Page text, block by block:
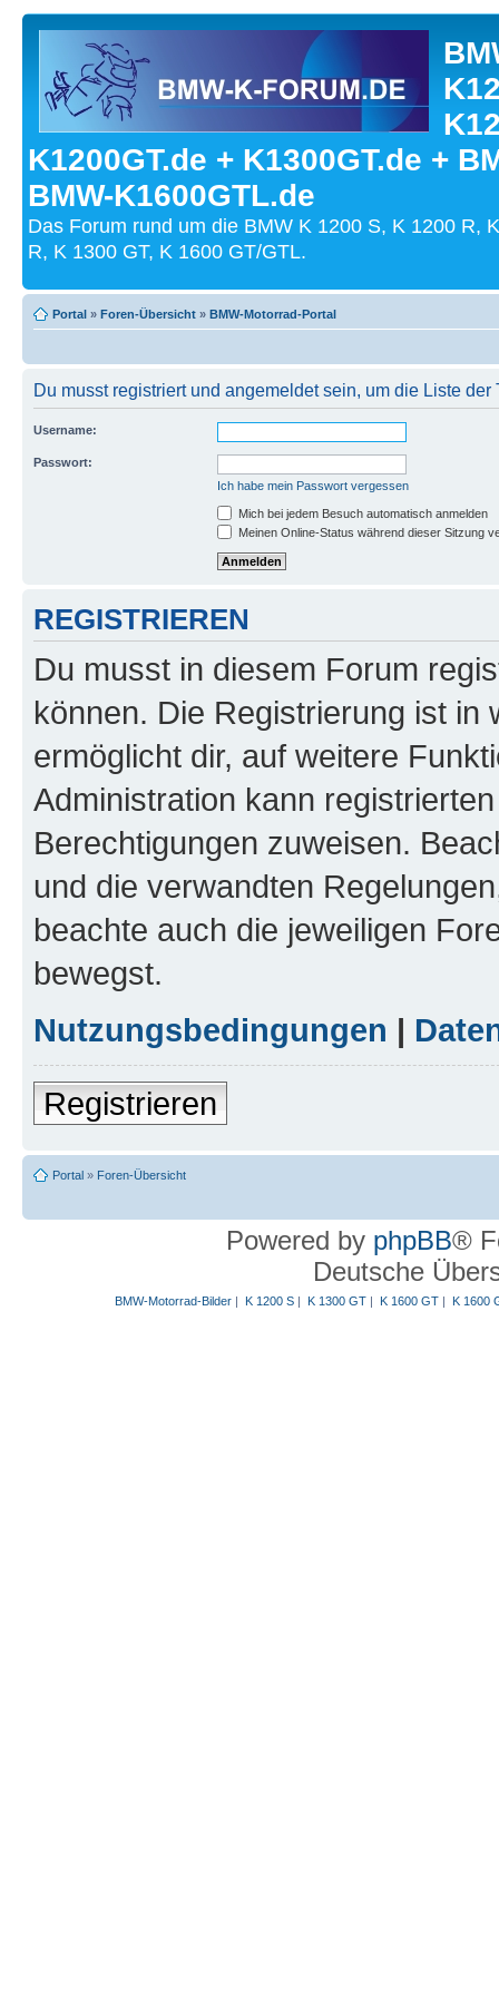
K1200GT.de + K1300GT.de +
BMW-K1600GTL.de
Das Forum rund um die BMW K 1200 S, K 1200 R,
R, K 1300 GT, K 1600 GT/GTL.
Portal » Foren-Übersicht » BMW-Motorrad-Portal
Du musst registriert und angemeldet sein, um die Liste
Username:
Passwort:
Ich habe mein Passwort vergessen
Mich bei jedem Besuch automatisch anmelden
Meinen Online-Status während dieser Sitzung
REGISTRIEREN
Du musst in diesem Forum
können. Die Registrierung ist in
ermöglicht dir, auf weitere
Administration kann
Berechtigungen zuweisen.
und die verwandten
beachte auch die jeweiligen
bewegst.
Nutzungsbedingungen |
Registrieren
Portal » Foren-Übersicht
Powered by phpBB®
Deutsche
BMW-Motorrad-Bilder| K 1200 S| K 1300 GT| K 1600 GT| K 1600